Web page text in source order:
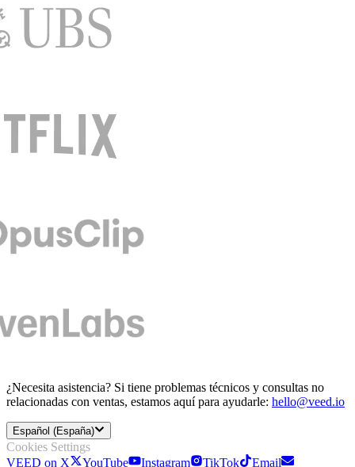
¿Necesita asistencia? Si tiene problemas técnicos y consultas no
relacionadas con ventas, estamos aquí para ayudarle: hello@veed.io
Español (España)
Cookies Settings
VEED on X
YouTube Instagram TikTok Email